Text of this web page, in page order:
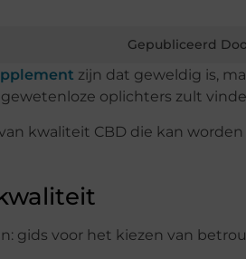
Gepubliceerd
zijn dat geweldig is,
oplichters zult
kwaliteit CBD die kan